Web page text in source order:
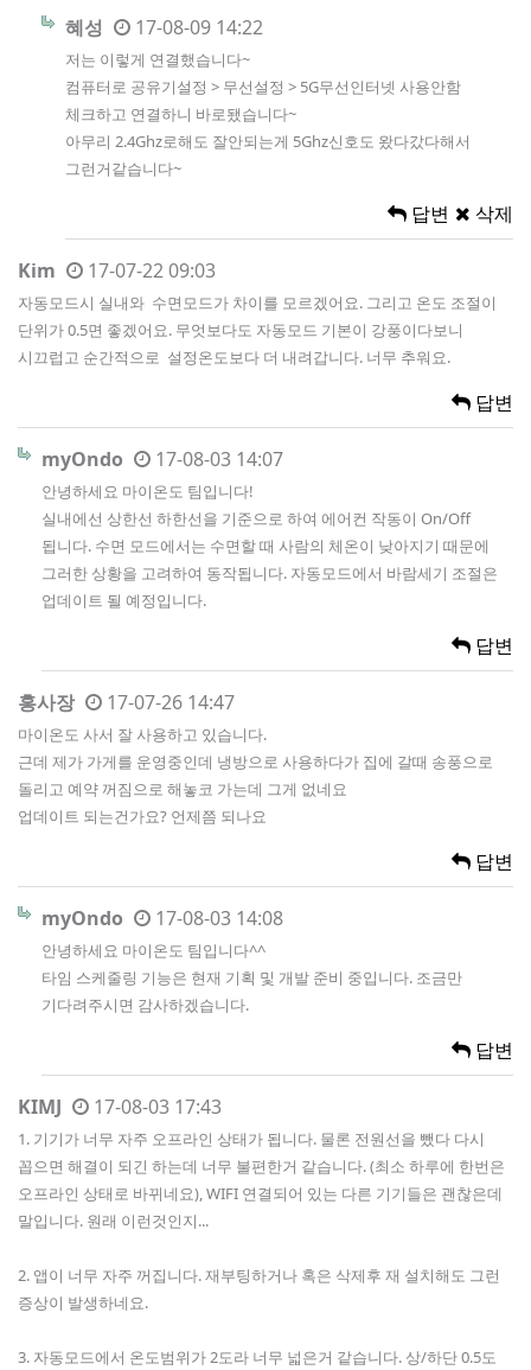
혜성 17-08-09 14:22
저는 이렇게 연결했습니다~
컴퓨터로 공유기설정 > 무선설정 > 5G무선인터넷 사용안함
체크하고 연결하니 바로됐습니다~
아무리 2.4Ghz로해도 잘안되는게 5Ghz신호도 왔다갔다해서
그런거같습니다~
답변 삭제
Kim 17-07-22 09:03
자동모드시 실내와 수면모드가 차이를 모르겠어요. 그리고 온도 조절이
단위가 0.5면 좋겠어요. 무엇보다도 자동모드 기본이 강풍이다보니
시끄럽고 순간적으로 설정온도보다 더 내려갑니다. 너무 추워요.
답변
myOndo 17-08-03 14:07
안녕하세요 마이온도 팀입니다!
실내에선 상한선 하한선을 기준으로 하여 에어컨 작동이 On/Off
됩니다. 수면 모드에서는 수면할 때 사람의 체온이 낮아지기 때문에
그러한 상황을 고려하여 동작됩니다. 자동모드에서 바람세기 조절은
업데이트 될 예정입니다.
답변
홍사장 17-07-26 14:47
마이온도 사서 잘 사용하고 있습니다.
근데 제가 가게를 운영중인데 냉방으로 사용하다가 집에 갈때 송풍으로
돌리고 예약 꺼짐으로 해놓코 가는데 그게 없네요
업데이트 되는건가요? 언제쯤 되나요
답변
myOndo 17-08-03 14:08
안녕하세요 마이온도 팀입니다^^
타임 스케줄링 기능은 현재 기획 및 개발 준비 중입니다. 조금만
기다려주시면 감사하겠습니다.
답변
KIMJ 17-08-03 17:43
1. 기기가 너무 자주 오프라인 상태가 됩니다. 물론 전원선을 뺐다 다시
꼽으면 해결이 되긴 하는데 너무 불편한거 같습니다. (최소 하루에 한번은
오프라인 상태로 바뀌네요), WIFI 연결되어 있는 다른 기기들은 괜찮은데
말입니다. 원래 이런것인지...
2. 앱이 너무 자주 꺼집니다. 재부팅하거나 혹은 삭제후 재 설치해도 그런
증상이 발생하네요.
3. 자동모드에서 온도범위가 2도라 너무 넓은거 같습니다. 상/하단 0.5도